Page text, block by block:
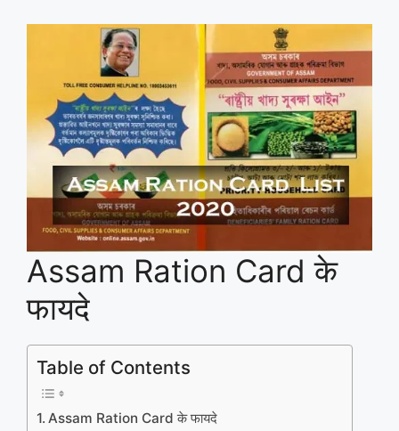
Assam Ration Card के
फायदे
Table of Contents
Assam Ration Card के फायदे